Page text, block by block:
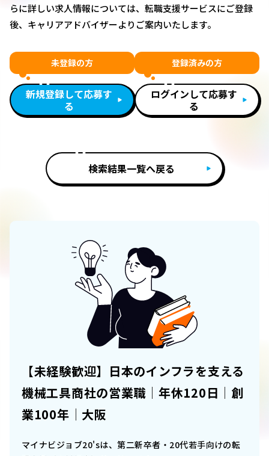
らに詳しい求人情報については、転職支援サービスにご登録
後、キャリアアドバイザーよりご案内いたします。
未登録の方
新規登録して応募す
る
登録済みの方
ログインして応募す
る
検索結果一覧へ戻る
【未経験歓迎】日本のインフラを支える
機械工具商社の営業職│年休120日│創
業100年│大阪
マイナビジョブ20'sは、第二新卒者・20代若手向けの転